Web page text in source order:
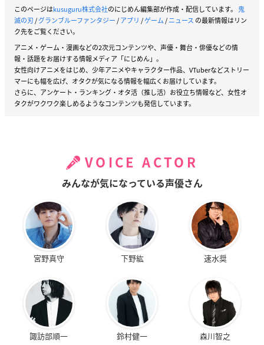
このページはkusuguru株式会社のにじめん編集部が作成・配信しています。 鬼
滅の刃/グランブルーファンタジー/アプリ /ゲーム/ニュース の最新情報はリン
ク先をご覧ください。
アニメ・ゲーム・漫画などの2次元コンテンツや、声優・舞台・俳優などの情
報・話題をお届けする情報メディア「にじめん」。
女性向けアニメをはじめ、少年アニメやキャラクター作品、VTuberなどストリー
マーにも幅を広げ、オタクが気になる情報を幅広くお届けしています。
さらに、アンケート・ランキング・オタ活（推し活）お役立ち情報など、女性オ
タクがワクワク楽しめるようなコンテンツも発信しています。
VOICE ACTOR
みんなが気になっている声優さん
宮野真守 下野紘 速水奨
諏訪部順一 鈴村健一 森川智之